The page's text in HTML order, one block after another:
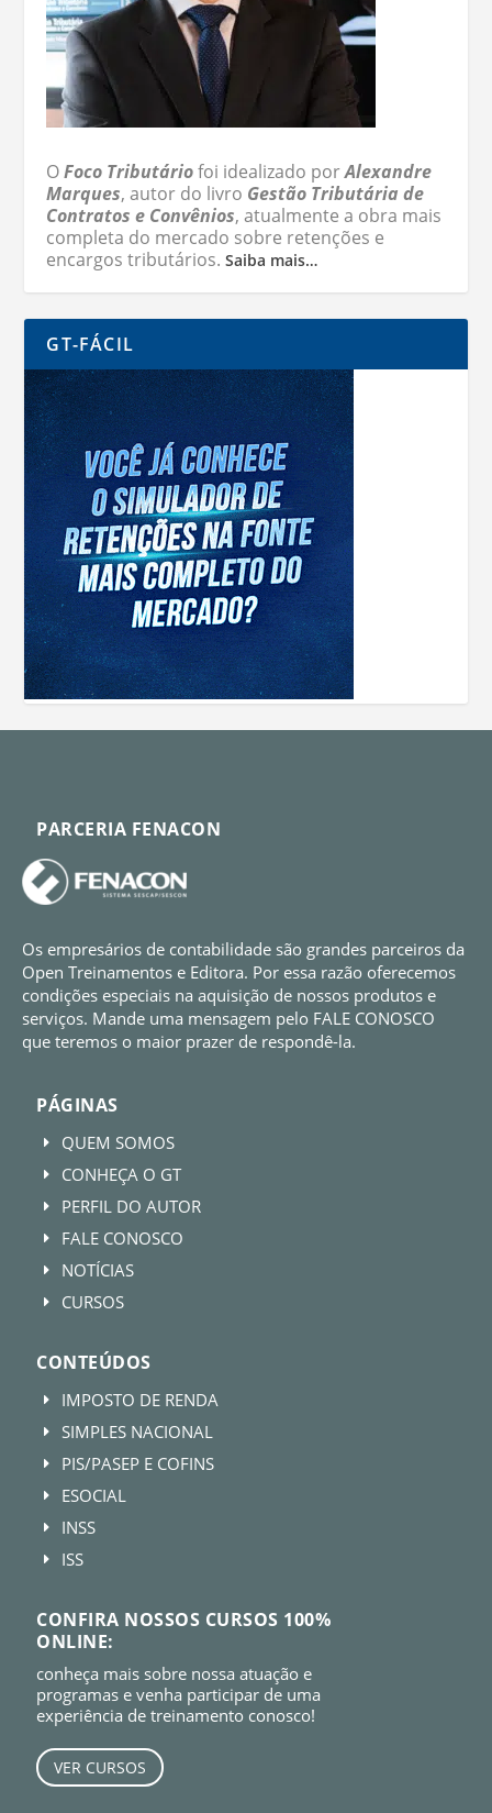
OFoco Tributáriofoi idealizado porAlexandre
Marques, autor do livro Gestão Tributária de
Contratos e Convênios, atualmente a obra mais
completa do mercado sobre retenções e
encargos tributários.Saiba mais…
GT-FÁCIL
PARCERIA FENACON
Os empresários de contabilidade são grandes parceiros da
Open Treinamentos e Editora. Por essa razão oferecemos
condições especiais na aquisição de nossos produtos e
serviços. Mande uma mensagem pelo FALE CONOSCO
que teremos o maior prazer de respondê-la.
PÁGINAS
E QUEM SOMOS
E CONHEÇA O GT
E PERFIL DO AUTOR
E FALE CONOSCO
E NOTÍCIAS
E CURSOS
CONTEÚDOS
E IMPOSTO DE RENDA
E SIMPLES NACIONAL
E PIS/PASEP E COFINS
E ESOCIAL
E INSS
E ISS
CONFIRA NOSSOS CURSOS 100%
ONLINE:
conheça mais sobre nossa atuação e
programas e venha participar de uma
experiência de treinamento conosco!
VER CURSOS